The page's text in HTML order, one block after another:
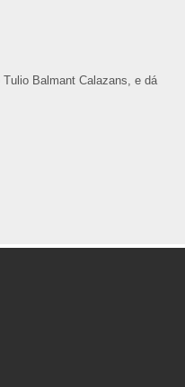
Balmant Calazans, e dá